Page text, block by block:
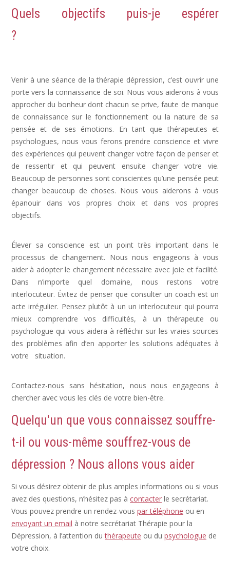
Quels objectifs puis-je espérer
?
Venir à une séance de la thérapie dépression, c’est ouvrir une
porte vers la connaissance de soi. Nous vous aiderons à vous
approcher du bonheur dont chacun se prive, faute de manque
de connaissance sur le fonctionnement ou la nature de sa
pensée et de ses émotions. En tant que thérapeutes et
psychologues, nous vous ferons prendre conscience et vivre
des expériences qui peuvent changer votre façon de penser et
de ressentir et qui peuvent ensuite changer votre vie.
Beaucoup de personnes sont conscientes qu’une pensée peut
changer beaucoup de choses. Nous vous aiderons à vous
épanouir dans vos propres choix et dans vos propres
objectifs.
Élever sa conscience est un point très important dans le
processus de changement. Nous nous engageons à vous
aider à adopter le changement nécessaire avec joie et facilité.
Dans n’importe quel domaine, nous restons votre
interlocuteur. Évitez de penser que consulter un coach est un
acte irrégulier. Pensez plutôt à un un interlocuteur qui pourra
mieux comprendre vos difficultés, à un thérapeute ou
psychologue qui vous aidera à réfléchir sur les vraies sources
des problèmes afin d’en apporter les solutions adéquates à
votre situation.
Contactez-nous sans hésitation, nous nous engageons à
chercher avec vous les clés de votre bien-être.
Quelqu'un que vous connaissez souffre-
t-il ou vous-même souffrez-vous de
dépression ? Nous allons vous aider
Si vous désirez obtenir de plus amples informations ou si vous
avez des questions, n’hésitez pas à contacter le secrétariat.
Vous pouvez prendre un rendez-vous par téléphone ou en
envoyant un email à notre secrétariat Thérapie pour la
Dépression, à l’attention duthérapeute ou du psychologue de
votre choix.